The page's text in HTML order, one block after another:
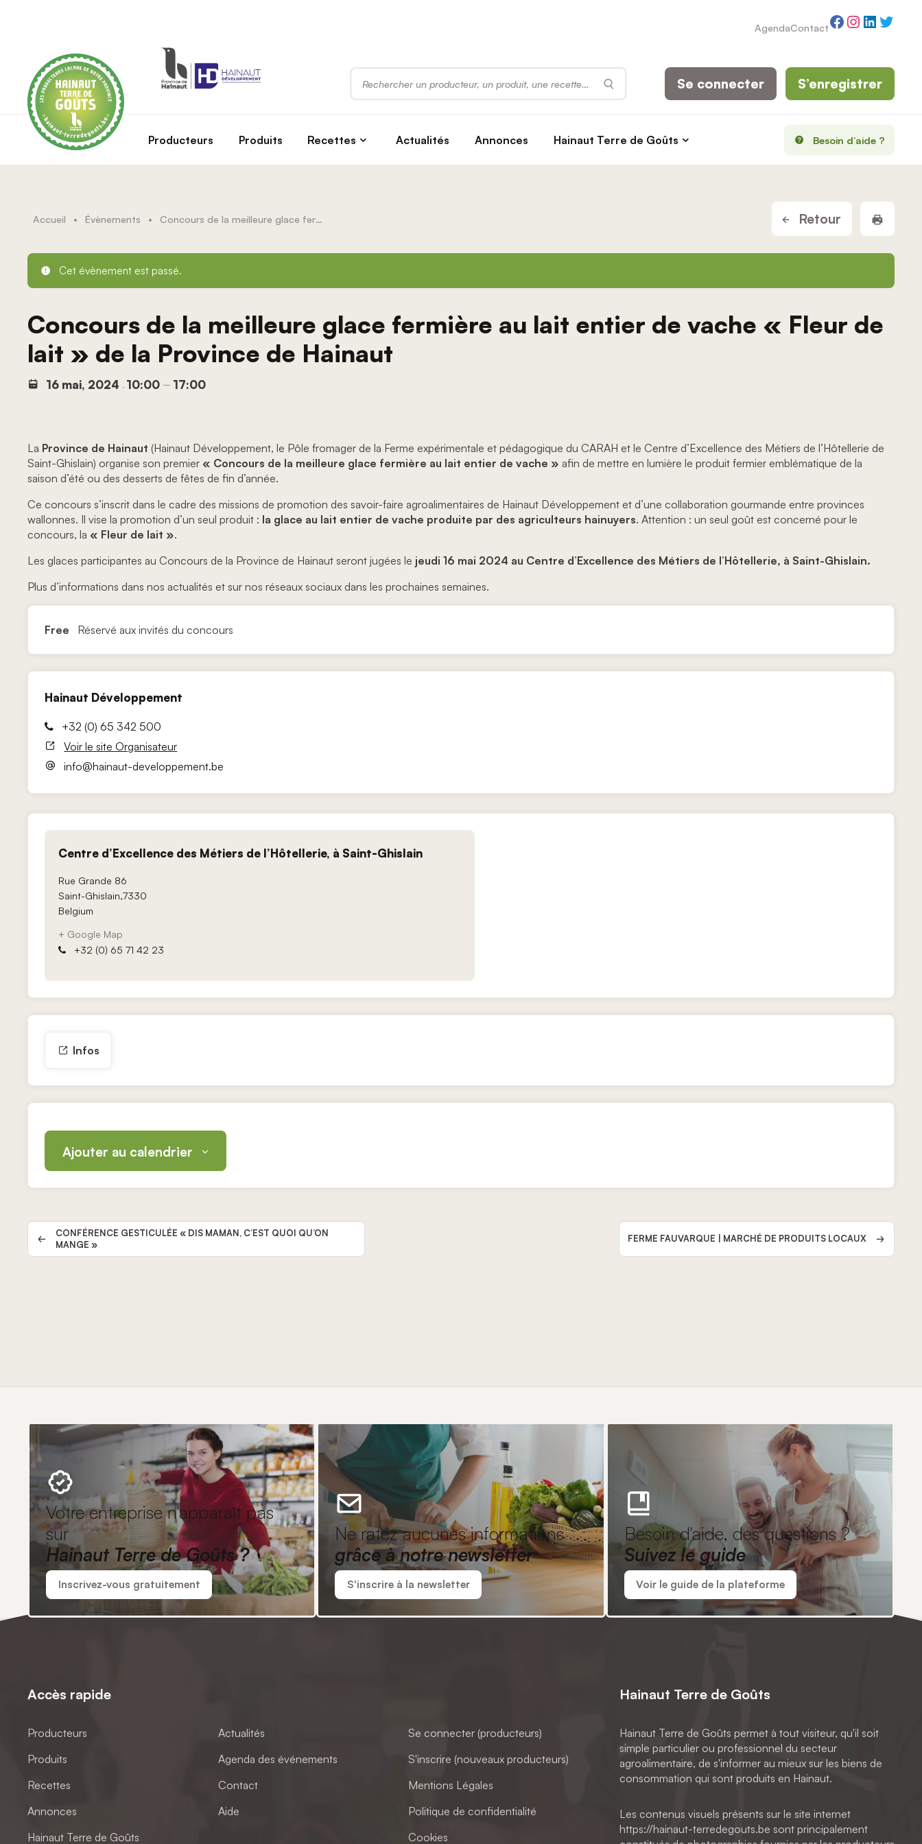
AgendaContactFacebook
Instagram
Rechercher
Producteurs Produits Recettes Actualités Annonces Hainaut Terre de Goûts Besoin d’aide ?
Se connecter S’enregistrer
Accueil • Évènements • Concours de la meilleure glace fermière au lait entier de vache “Fleur de lait” de la Province de Hainaut Retour
Cet évènement est passé.
Concours de la meilleure glace fermière au lait entier de vache « Fleur de
lait » de la Province de Hainaut
16 mai, 2024 , 10:00 – 17:00
La Province de Hainaut (Hainaut Développement, le Pôle fromager de la Ferme expérimentale et pédagogique du CARAH et le Centre d’Excellence des Métiers de l’Hôtellerie de
Saint-Ghislain) organise son premier « Concours de la meilleure glace fermière au lait entier de vache » afin de mettre en lumière le produit fermier emblématique de la
saison d’été ou des desserts de fêtes de fin d’année.
Ce concours s’inscrit dans le cadre des missions de promotion des savoir-faire agroalimentaires de Hainaut Développement et d’une collaboration gourmande entre provinces
wallonnes. Il vise la promotion d’un seul produit : la glace au lait entier de vache produite par des agriculteurs hainuyers. Attention : un seul goût est concerné pour le
concours, la « Fleur de lait ».
Les glaces participantes au Concours de la Province de Hainaut seront jugées le jeudi 16 mai 2024 au Centre d’Excellence des Métiers de l’Hôtellerie, à Saint-Ghislain.
Plus d’informations dans nos actualités et sur nos réseaux sociaux dans les prochaines semaines.
Free Réservé aux invités du concours
Hainaut Développement
+32 (0) 65 342 500
Voir le site Organisateur
info@hainaut-developpement.be
Centre d’Excellence des Métiers de l’Hôtellerie, à Saint-Ghislain
Rue Grande 86
Saint-Ghislain,7330
Belgium
+ Google Map
+32 (0) 65 71 42 23
Infos
Ajouter au calendrier
Évènement
CONFÉRENCE GESTICULÉE « DIS MAMAN, C’EST QUOI QU’ON
MANGE »
FERME FAUVARQUE | MARCHÉ DE PRODUITS LOCAUX
Votre entreprise n'apparaît pas
sur
Hainaut Terre de Goûts ?
Inscrivez-vous gratuitement
Ne ratez aucunes informations
grâce à notre newsletter
S'inscrire à la newsletter
Besoin d'aide, des questions ?
Suivez le guide
Voir le guide de la plateforme
Accès rapide
Producteurs
Produits
Recettes
Annonces
Hainaut Terre de Goûts
Actualités
Agenda des événements
Contact
Aide
Se connecter (producteurs)
S'inscrire (nouveaux producteurs)
Mentions Légales
Politique de confidentialité
Cookies
Hainaut Terre de Goûts
Hainaut Terre de Goûts permet à tout visiteur, qu'il soit
simple particulier ou professionnel du secteur
agroalimentaire, de s'informer au mieux sur les biens de
consommation qui sont produits en Hainaut.
Les contenus visuels présents sur le site internet
https://hainaut-terredegouts.be sont principalement